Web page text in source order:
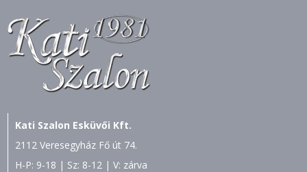
Kati Szalon Esküvői Kft.
2112 Veresegyház Fő út 74.
H-P: 9-18 | Sz: 8-12 | V: zárva